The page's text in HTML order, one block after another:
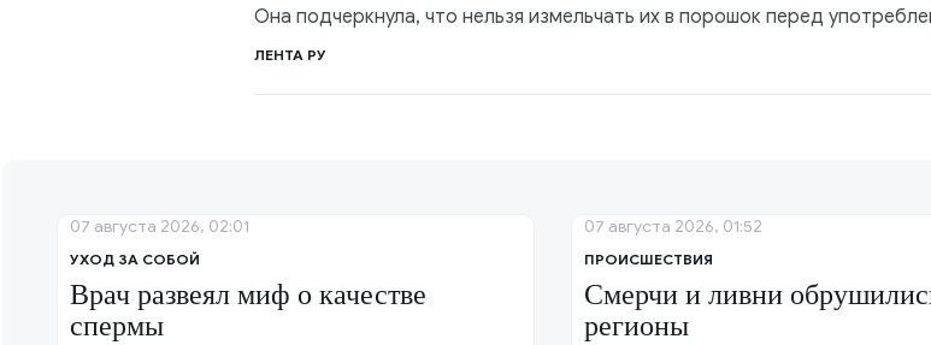
Она подчеркнула, что нельзя измельчать их в порошок перед
ЛЕНТА РУ
УХОД ЗА СОБОЙ
Врач развеял миф о качестве
спермы
07 августа 2026, 02:01
ПРОИСШЕСТВИЯ
Смерчи и ливни
регионы
07 августа 2026, 01:52